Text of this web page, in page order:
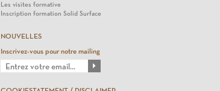
Les visites formative
Inscription formation Solid Surface
NOUVELLES
Inscrivez-vous pour notre mailing